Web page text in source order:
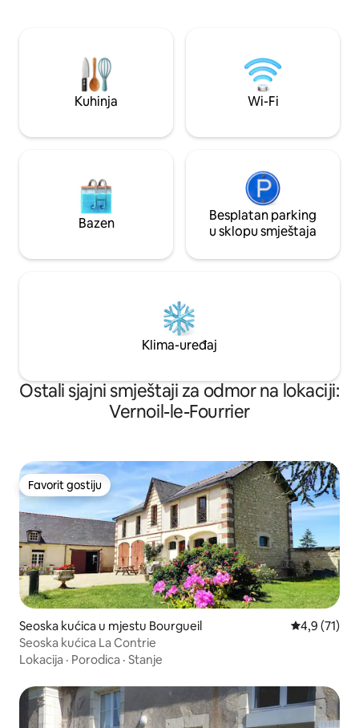
toalet na spratu. Tuš kabina je i u
prizemlju. Dnevni boravak s dvostrukim
kaučem na razvlačenje dostupnim na
Kuhinja Wi-Fi
Bazen
Besplatan parking
u sklopu smještaja
Klima-uređaj
Ostali sjajni smještaji za odmor na lokaciji:
Vernoil-le-Fourrier
Favorit gostiju
Favorit gostiju
Seoska kućica u mjestu Bourgueil Prosječna
4,9 (71)
Seoska kućica La Contrie
Lokacija · Porodica · Stanje